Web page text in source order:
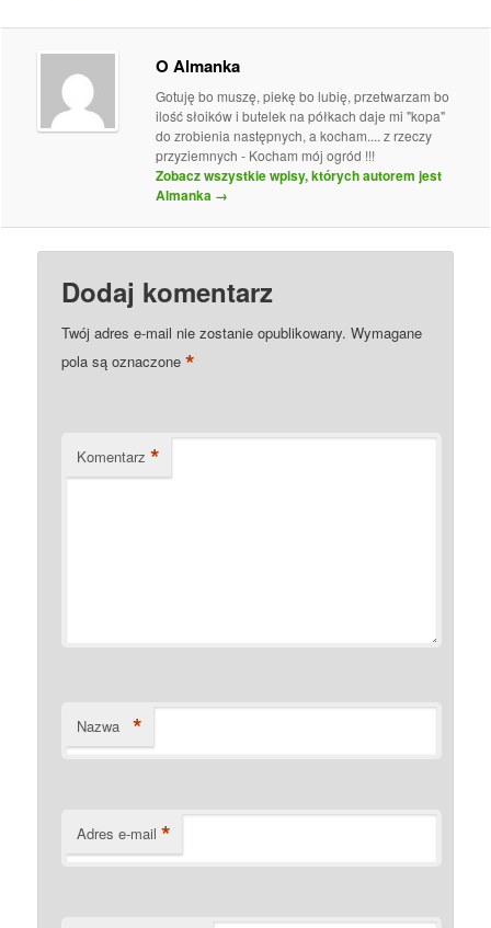
O Almanka
Gotuję bo muszę, piekę bo lubię, przetwarzam bo
ilość słoików i butelek na półkach daje mi "kopa"
do zrobienia następnych, a kocham.... z rzeczy
przyziemnych - Kocham mój ogród !!!
Zobacz wszystkie wpisy, których autorem jest
Almanka →
Dodaj komentarz
Twój adres e-mail nie zostanie opublikowany. Wymagane
pola są oznaczone*
Komentarz *
Nazwa *
Adres e-mail *